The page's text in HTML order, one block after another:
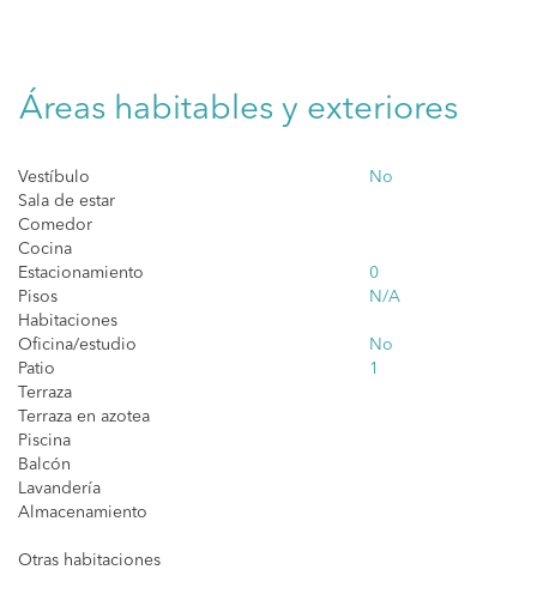
Áreas habitables y exteriores
Vestíbulo
No
Sala de estar
Comedor
Cocina
Estacionamiento
0
Pisos
N/A
Habitaciones
Oficina/estudio
No
Patio
1
Terraza
Terraza en azotea
Piscina
Balcón
Lavandería
Almacenamiento
Otras habitaciones